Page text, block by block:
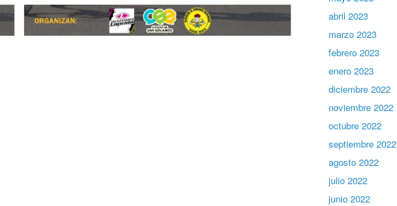
abril 2023
marzo 2023
febrero 2023
enero 2023
diciembre 2022
noviembre 2022
octubre 2022
septiembre 2022
agosto 2022
julio 2022
junio 2022